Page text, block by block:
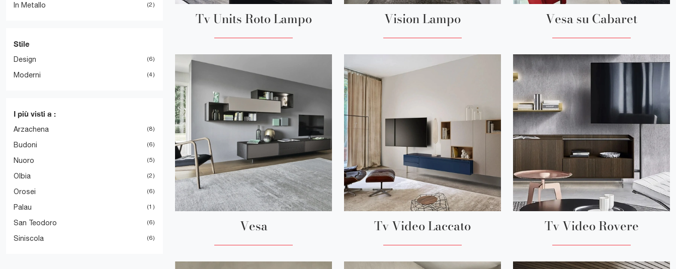
In Metallo 2
Stile
Design 6
Moderni 4
I più visti a :
Arzachena 8
Budoni 6
Nuoro 5
Olbia 2
Orosei 6
Palau 1
San Teodoro 6
Siniscola 6
Tv Units Roto Lampo Vision Lampo Vesa su Cabaret
Vesa Tv Video Laccato Tv Video Rovere